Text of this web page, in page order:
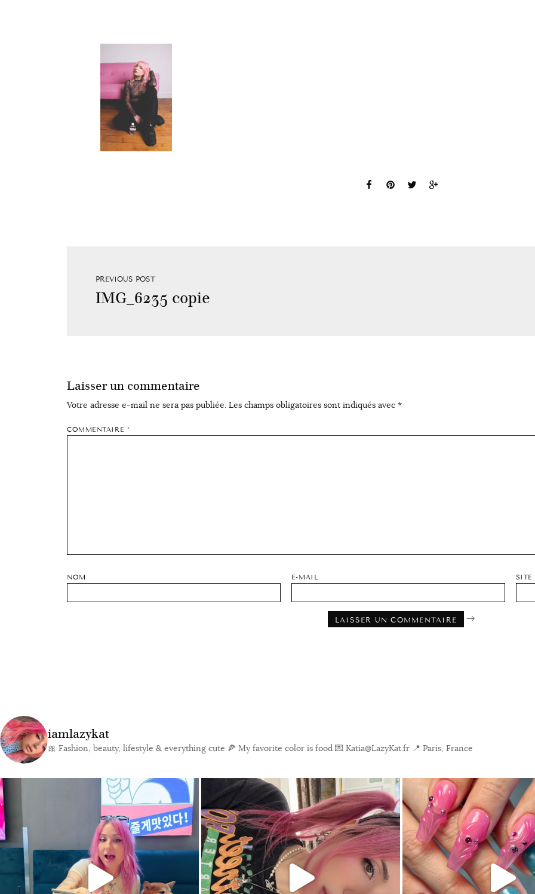
PREVIOUS POST
IMG_6235 copie
Laisser un commentaire
Votre adresse e-mail ne sera pas publiée. Les champs obligatoires sont indiqués avec *
COMMENTAIRE *
NOM E-MAIL SITE
iamlazykat
🎀 Fashion, beauty, lifestyle & everything cute 🍕 My favorite color is food 💌 Katia@LazyKat.fr 📍 Paris, France